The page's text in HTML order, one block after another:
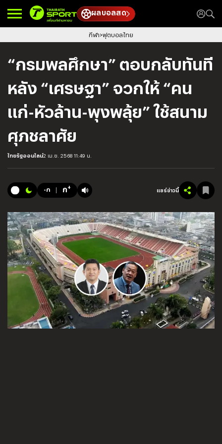
ผลบอลสด
กีฬา ฟุตบอลไทย
“กรมพลศึกษา” ตอบกลับทันที
หลัง “เศรษฐา” จวกให้ “คน
แก่-หัวล้าน-พุงพลุ้ย” ใช้สนาม
ศุภชลาศัย
ไทยรัฐออนไลน์2 เม.ย. 2568 11:49 น.
-ก ก+ แชร์ข่าวนี้